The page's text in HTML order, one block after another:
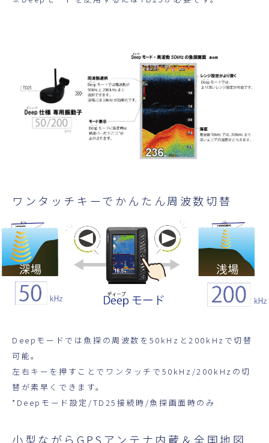
ワンタッチキーでかんたん周波数切替
Deepモードでは魚探の周波数を50kHzと200kHzで切替
可能。
左右キーを押すことでワンタッチで50kHz/200kHzの切
替が素早くできます。
*Deepモード設定/TD25接続時/魚探画面時のみ
小型ながらGPSアンテナ内蔵＆全国地図